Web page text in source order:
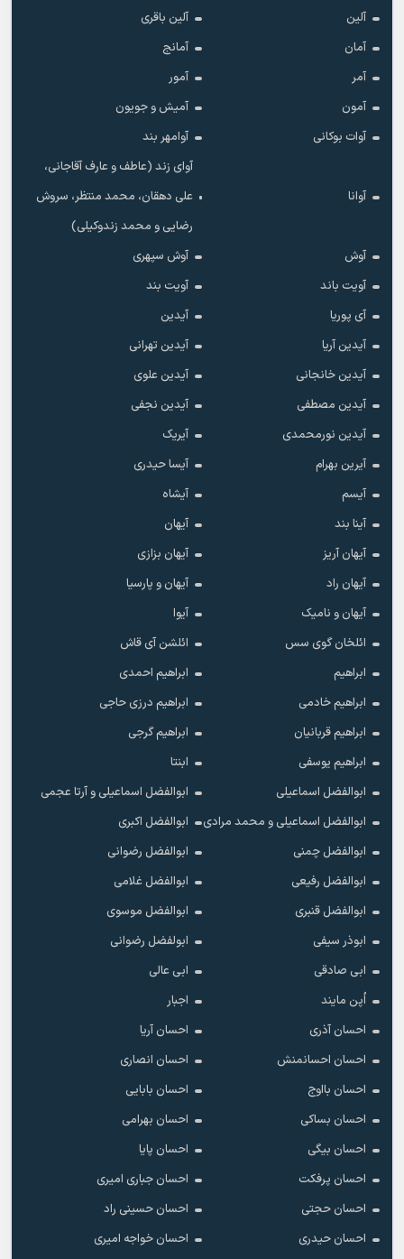
آلین
آلین باقری
آمان
آمانج
آمر
آمور
آمون
آمیش و جویون
آوات بوکانی
آوامهر بند
آوانا
آوای زند (عاطف و عارف آقاجانی،
علی دهقان، محمد منتظر، سروش
رضایی و محمد زندوکیلی)
آوش
آوش سپهری
آویت باند
آویت بند
آی پوریا
آیدین
آیدین آریا
آیدین تهرانی
آیدین خانجانی
آیدین علوی
آیدین مصطفی
آیدین نجفی
آیدین نورمحمدی
آیریک
آیرین بهرام
آیسا حیدری
آیسم
آیشاه
آینا بند
آیهان
آیهان آریز
آیهان بزازی
آیهان راد
آیهان و پارسیا
آیهان و نامیک
آیوا
ائلخان گوی سس
ائلشن آی قاش
ابراهیم
ابراهیم احمدی
ابراهیم خادمی
ابراهیم درزی حاجی
ابراهیم قربانیان
ابراهیم گرجی
ابراهیم یوسفی
ابنتا
ابوالفضل اسماعیلی
ابوالفضل اسماعیلی و آرتا عجمی
ابوالفضل اسماعیلی و محمد مرادی
ابوالفضل اکبری
ابوالفضل چمنی
ابوالفضل رضوانی
ابوالفضل رفیعی
ابوالفضل غلامی
ابوالفضل قنبری
ابوالفضل موسوی
ابوذر سیفی
ابولفضل رضوانی
ابی صادقی
ابی عالی
اُپن مایند
اجبار
احسان آذری
احسان آریا
احسان احسانمنش
احسان انصاری
احسان بااوج
احسان بابایی
احسان بساکی
احسان بهرامی
احسان بیگی
احسان پایا
احسان پرفکت
احسان جباری امیری
احسان حجتی
احسان حسینی راد
احسان حیدری
احسان خواجه امیری